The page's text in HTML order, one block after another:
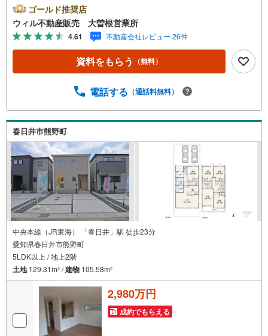
区、守山区の直接のご売却依頼を数多くいただいている不
動産仲介会社です。ネット上で分かる立地環境はもちろ
ん、過去にお任せいただいたお客様に現地の生の声をもと
に住戸環境を提案致します。＼平日のお住まい探しの方へ/
弊社では平日にご内覧・契約など平日にお住まい探しをさ
れるお客様にサービスをご用意しています。＼お仕事で忙
事前にご予約頂きましたら営業時間外でのご内覧もご対応
動産業者間で不動産情報が共有されているので、名古屋市
全域や、その他隣接エリアでもご内覧が可能です！ 【大曽
根営業所】○地下鉄名城線、JR中央線「大曽根」駅徒歩1分
○お子様が遊べるキッズスペースあり○定休日ございません
ゴールド推奨店
ウィル不動産販売 大曽根営業所
4.61 不動産会社レビュー 26件
資料をもらう （無料）
電話する （通話料無料）
春日井市熊野町
中央本線（JR東海） 「春日井」駅 徒歩23分
愛知県春日井市熊野町
5LDK以上 / 地上2階
土地129.31m2 /建物 105.58m2
2,980万円
成約でもらえる